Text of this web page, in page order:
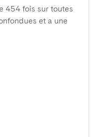
454 fois sur toutes
et a une